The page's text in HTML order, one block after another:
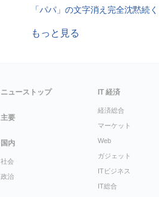
「パパ」の文字消え完全沈黙続く
もっと見る
ニューストップ
主要
国内
社会
政治
IT 経済
経済総合
マーケット
Web
ガジェット
ITビジネス
IT総合